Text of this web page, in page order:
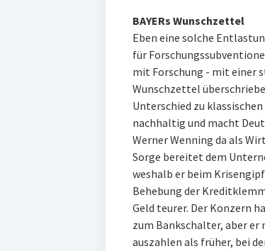
BAYERs Wunschzettel
Eben eine solche
für
mit Forschung - mit einer
Wunschzettel
Unterschied zu
nachhaltig und macht
Werner Wenning da als
Sorge bereitet dem
weshalb er beim
Behebung der
Geld teurer. Der Konzern
zum Bankschalter, aber er
auszahlen als früher, bei